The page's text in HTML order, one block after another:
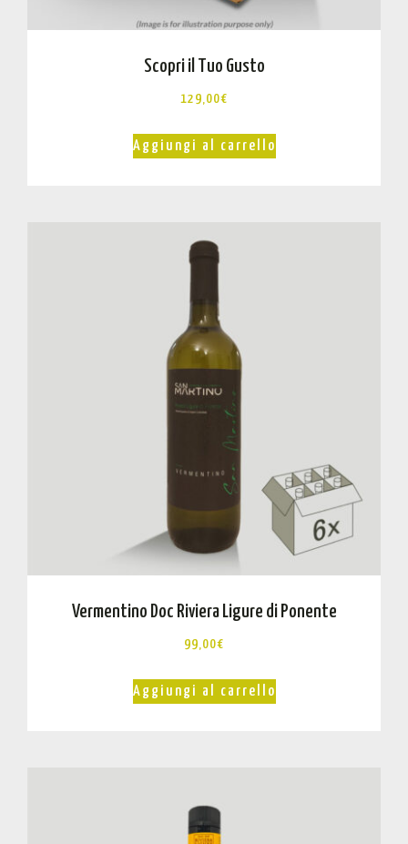
Scopri il Tuo Gusto
129,00€
Aggiungi al carrello
Vermentino Doc Riviera Ligure di Ponente
99,00€
Aggiungi al carrello